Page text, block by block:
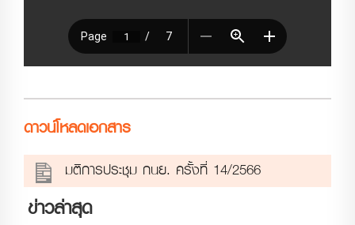
ดาวน์โหลดเอกสาร
มติการประชุม กนย. ครั้งที่ 14/2566
ข่าวล่าสุด